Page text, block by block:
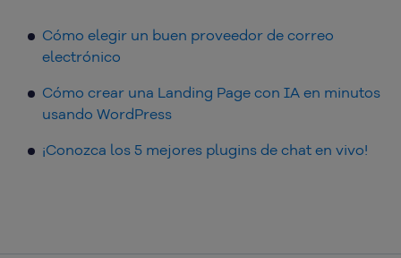
Cómo elegir un buen proveedor de correo
electrónico
Cómo crear una Landing Page con IA en minutos
usando WordPress
¡Conozca los 5 mejores plugins de chat en vivo!